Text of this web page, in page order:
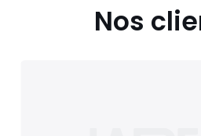
Nos